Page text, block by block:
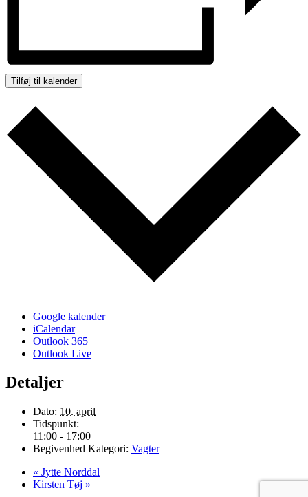
Tilføj til kalender
Google kalender
iCalendar
Outlook 365
Outlook Live
Detaljer
Dato: 10. april
Tidspunkt:
11:00 - 17:00
Begivenhed Kategori: Vagter
« Jytte Norddal
Kirsten Tøj »